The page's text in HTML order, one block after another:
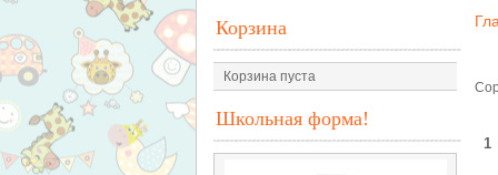
Корзина
Корзина пуста
Школьная форма!
1